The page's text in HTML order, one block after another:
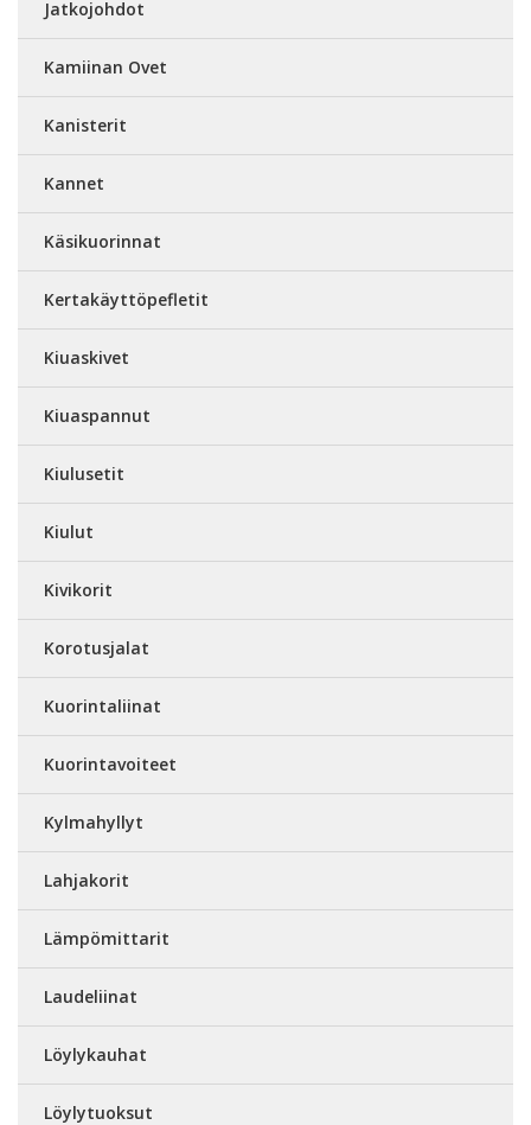
Jatkojohdot
Kamiinan Ovet
Kanisterit
Kannet
Käsikuorinnat
Kertakäyttöpefletit
Kiuaskivet
Kiuaspannut
Kiulusetit
Kiulut
Kivikorit
Korotusjalat
Kuorintaliinat
Kuorintavoiteet
Kylmahyllyt
Lahjakorit
Lämpömittarit
Laudeliinat
Löylykauhat
Löylytuoksut